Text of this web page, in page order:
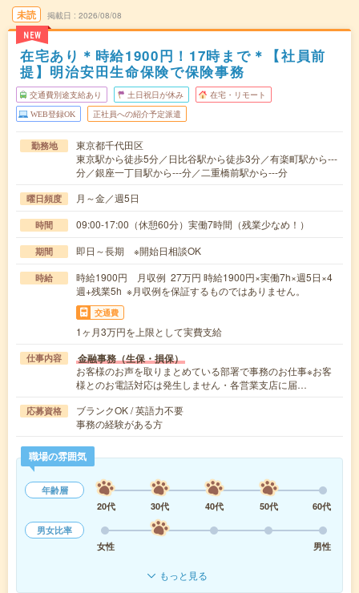
未読
NEW
掲載日 2026/08/08
在宅あり＊時給1900円！17時まで＊【社員前
提】明治安田生命保険で保険事務
交通費別途支給あり 土日祝日が休み 在宅・リモート
WEB登録OK 正社員への紹介予定派遣
勤務地
東京都千代田区
東京駅から徒歩5分／日比谷駅から徒歩3分／有楽町駅から---
分／銀座一丁目駅から---分／二重橋前駅から---分
曜日頻度 月～金／週5日
時間 09:00-17:00（休憩60分）実働7時間（残業少なめ！）
期間 即日～長期 ※開始日相談OK
時給
時給1900円 月収例 27万円 時給1900円×実働7h×週5日×4
週+残業5h ※月収例を保証するものではありません。
交通費
1ヶ月3万円を上限として実費支給
仕事内容 金融事務（生保・損保）
お客様のお声を取りまとめている部署で事務のお仕事※お客
様とのお電話対応は発生しません・各営業支店に届…
応募資格
ブランクOK / 英語力不要
事務の経験がある方
職場の雰囲気
年齢層
20代
30代 40代 50代
60代
男女比率
女性
男性
もっと見る